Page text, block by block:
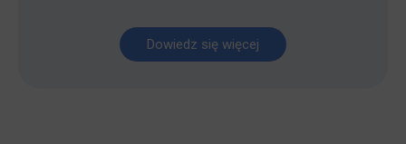
Dowiedz się więcej